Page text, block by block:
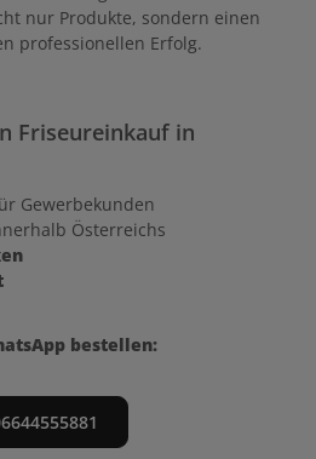
nur Produkte, sondern einen
professionellen Erfolg.
Friseureinkauf in
Gewerbekunden
Österreichs
bestellen: